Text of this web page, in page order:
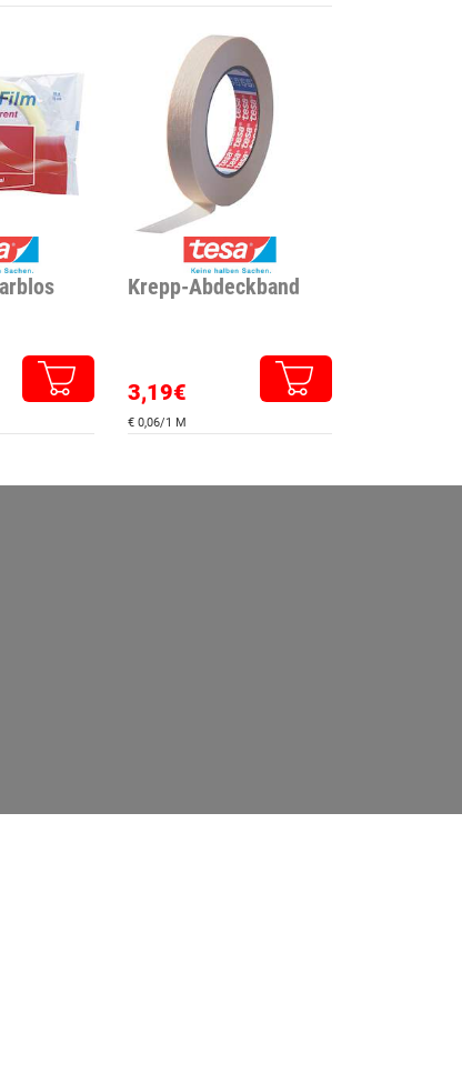
Krepp-Abdeckband
3,19€
€ 0,06/1 M